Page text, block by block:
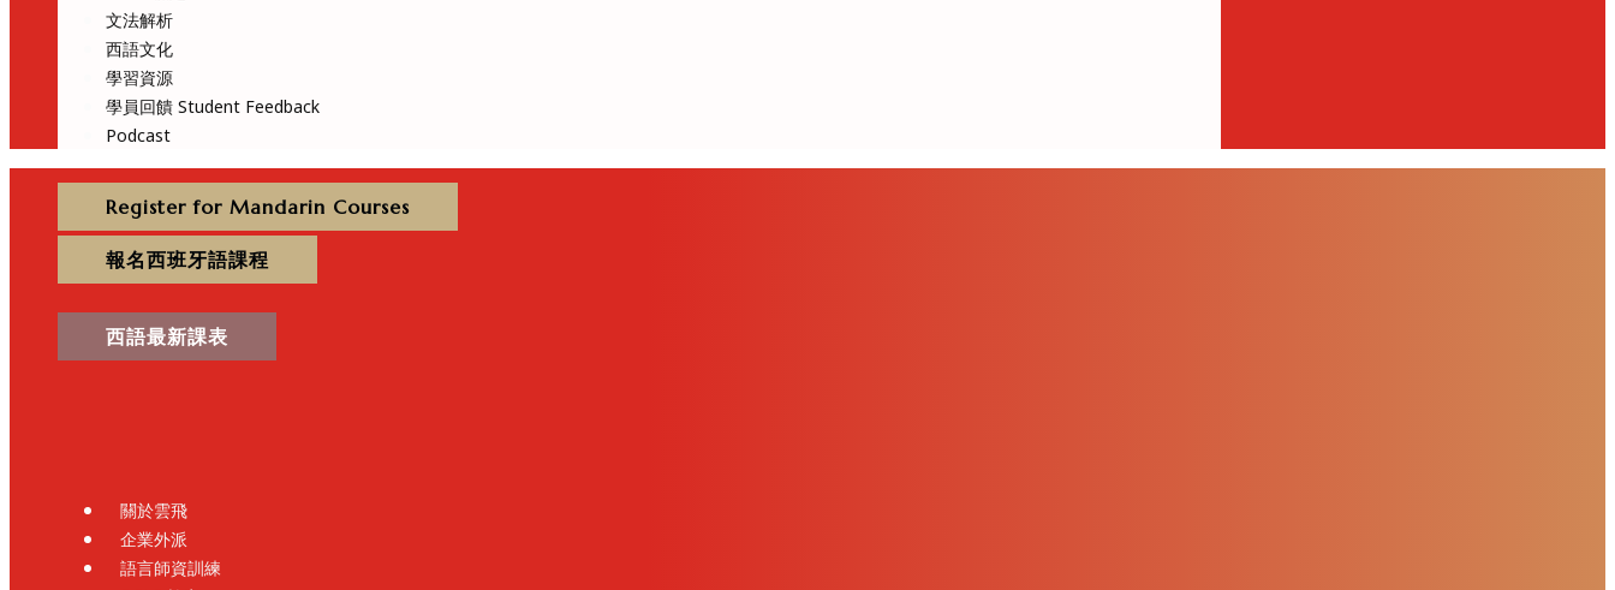
文法解析
西語文化
學習資源
學員回饋 Student Feedback
Podcast
Register for Mandarin Courses
報名西班牙語課程
西語最新課表
關於雲飛
企業外派
語言師資訓練